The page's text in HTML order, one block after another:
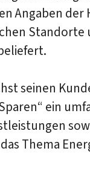
Angaben der
Standorte
seinen
ein
Thema